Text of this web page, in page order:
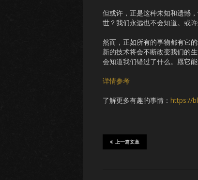
但或许，正是这种未知和遗憾
世？我们永远也不会知道。或
然而，正如所有的事物都有它
新的技术将会不断改变我们的
会知道我们错过了什么。愿它
详情参考
了解更多有趣的事情： https://
上一篇文章